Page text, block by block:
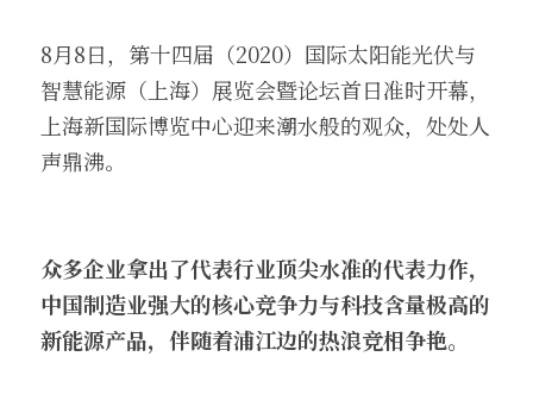
8月8日，第十四届（2020）国际太阳能光伏与
智慧能源（上海）展览会暨论坛首日准时开幕，
上海新国际博览中心迎来潮水般的观众，处处人
声鼎沸。
众多企业拿出了代表行业顶尖水准的代表力作，
中国制造业强大的核心竞争力与科技含量极高的
新能源产品，伴随着浦江边的热浪竞相争艳。